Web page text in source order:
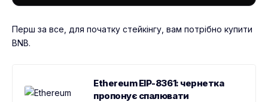
Перш за все, для початку стейкінгу, вам потрібно купити
BNB.
Ethereum EIP-8361: чернетка
пропонує спалювати